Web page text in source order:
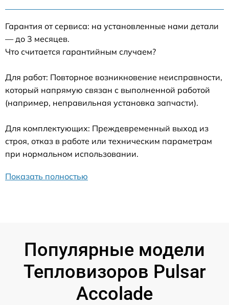
Гарантия от сервиса: на установленные нами детали
— до 3 месяцев.
Что считается гарантийным случаем?
Для работ: Повторное возникновение неисправности,
который напрямую связан с выполненной работой
(например, неправильная установка запчасти).
Для комплектующих: Преждевременный выход из
строя, отказ в работе или техническим параметрам
при нормальном использовании.
Показать полностью
Популярные модели
Тепловизоров Pulsar
Accolade